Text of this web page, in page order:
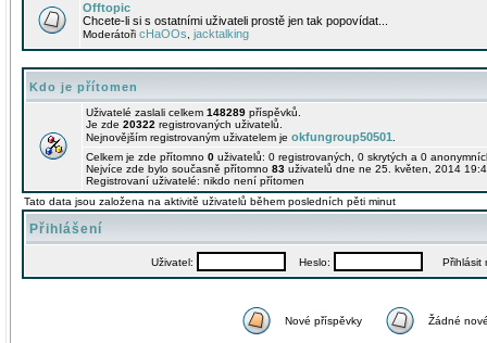
Offtopic
Chcete-li si s ostatními uživateli prostě jen tak popovídat...
Moderátoři cHaOOs jacktalking
Kdo je přítomen
Uživatelé zaslali celkem 148289 příspěvků.
Je zde 20322 registrovaných uživatelů.
Nejnovějším registrovaným uživatelem je okfungroup50501
Celkem je zde přítomno 0 uživatelů: 0 registrovaných, 0 skrytých a 0
Nejvíce zde bylo současně přítomno 83 uživatelů dne ne 25. květen, 2014
Registrovaní uživatelé: nikdo není přítomen
Tato data jsou založena na aktivitě uživatelů během posledních pěti minut
Přihlášení
Uživatel: Heslo: Přihlásit
Nové příspěvky Žádné